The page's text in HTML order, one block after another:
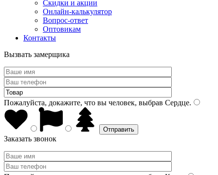
Скидки и акции
Онлайн-калькулятор
Вопрос-ответ
Оптовикам
Контакты
Вызвать замерщика
Пожалуйста, докажите, что вы человек, выбрав Сердце.
Заказать звонок